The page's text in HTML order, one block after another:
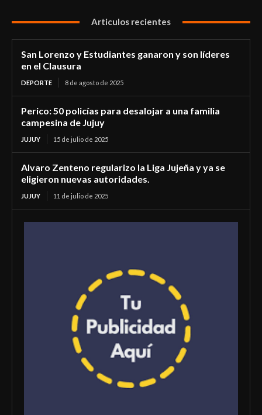
Articulos recientes
San Lorenzo y Estudiantes ganaron y son líderes
en el Clausura
DEPORTE 8 de agosto de 2025
Perico: 50 policías para desalojar a una familia
campesina de Jujuy
JUJUY 15 de julio de 2025
Alvaro Zenteno regularizo la Liga Jujeña y ya se
eligieron nuevas autoridades.
JUJUY 11 de julio de 2025